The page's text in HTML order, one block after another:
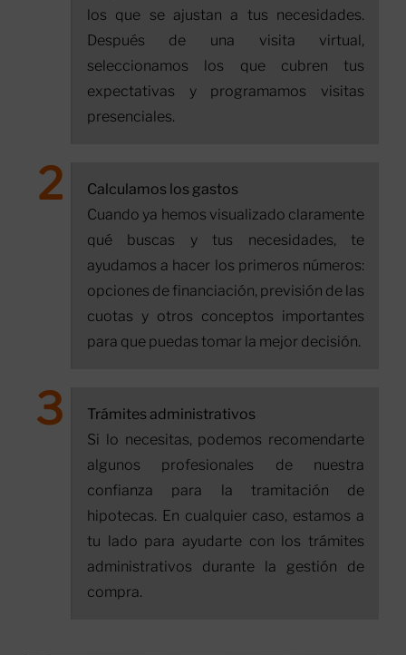
los que se ajustan a tus necesidades.
Después de una visita virtual,
seleccionamos los que cubren tus
expectativas y programamos visitas
presenciales.
Calculamos los gastos
Cuando ya hemos visualizado claramente
qué buscas y tus necesidades, te
ayudamos a hacer los primeros números:
opciones de financiación, previsión de las
cuotas y otros conceptos importantes
para que puedas tomar la mejor decisión.
Trámites administrativos
Si lo necesitas, podemos recomendarte
algunos profesionales de nuestra
confianza para la tramitación de
hipotecas. En cualquier caso, estamos a
tu lado para ayudarte con los trámites
administrativos durante la gestión de
compra.